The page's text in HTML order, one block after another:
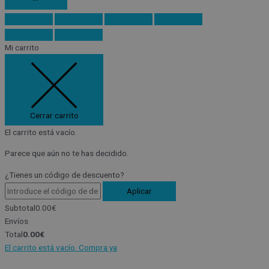
Mi carrito
Cerrar carrito
El carrito está vacío.
Parece que aún no te has decidido.
¿Tienes un código de descuento?
Aplicar
Subtotal0.00€
Envíos
Total0.00€
El carrito está vacío. Compra ya